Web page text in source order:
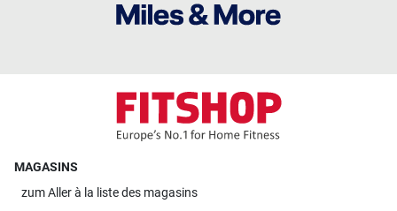
MAGASINS
zumAller à la liste des magasins